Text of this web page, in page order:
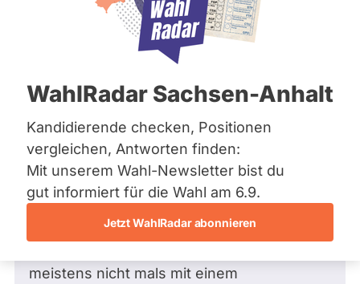
Bremen
Hamburg
Mecklenburg-Vorpommern
Nordrhein-Westfalen
Saarland
Sachsen
Sachsen-Anhalt
Sachsen-Anhalt
Schleswig-Holstein
Thüringen
Archiv
Über uns
WahlRadar Sachsen-Anhalt
Kandidierende checken, Positionen
vergleichen, Antworten finden:
Mit unserem Wahl-Newsletter bist du
gut informiert für die Wahl am 6.9.
Jetzt WahlRadar abonnieren
weil
aktive
15.02.2025
Sehr geehrter Herr Ulrich, ich wollte
mich bedanken für die Antwort auf
meine letzte Frage an Sie. Ich habe
eine weitere Frage. Warum ist das
BSW in den Plenarsitzung kaum
anwesend? MFG, Samy H.
Das BSW ist ja mit 10 Abgeordnete im 20.
Deutschen Bundestag vertreten und viele
meistens nicht mals mit einem